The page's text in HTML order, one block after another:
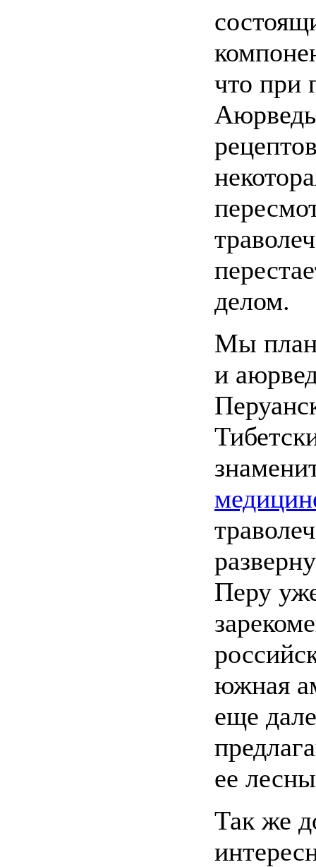
что при
делом.
Мы
и
Перу
южная
еще
ее
Так же